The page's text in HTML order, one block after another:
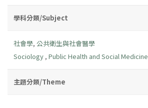
學科分類/Subject
社會學, 公共衛生與社會醫學
Sociology , Public Health and Social Medicine
主題分類/Theme